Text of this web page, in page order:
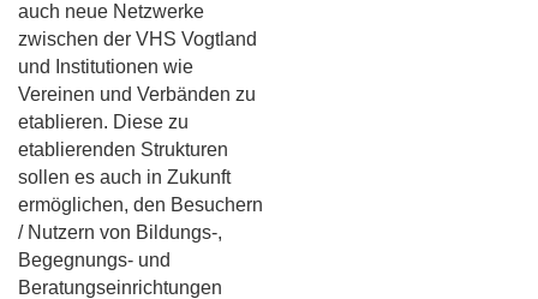
auch neue Netzwerke
zwischen der VHS Vogtland
und Institutionen wie
Vereinen und Verbänden zu
etablieren. Diese zu
etablierenden Strukturen
sollen es auch in Zukunft
ermöglichen, den Besuchern
/ Nutzern von Bildungs-,
Begegnungs- und
Beratungseinrichtungen